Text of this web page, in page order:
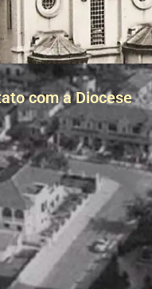
com a Diocese